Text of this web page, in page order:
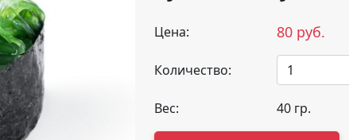
Цена: 80 руб.
Количество:
Вес: 40 гр.